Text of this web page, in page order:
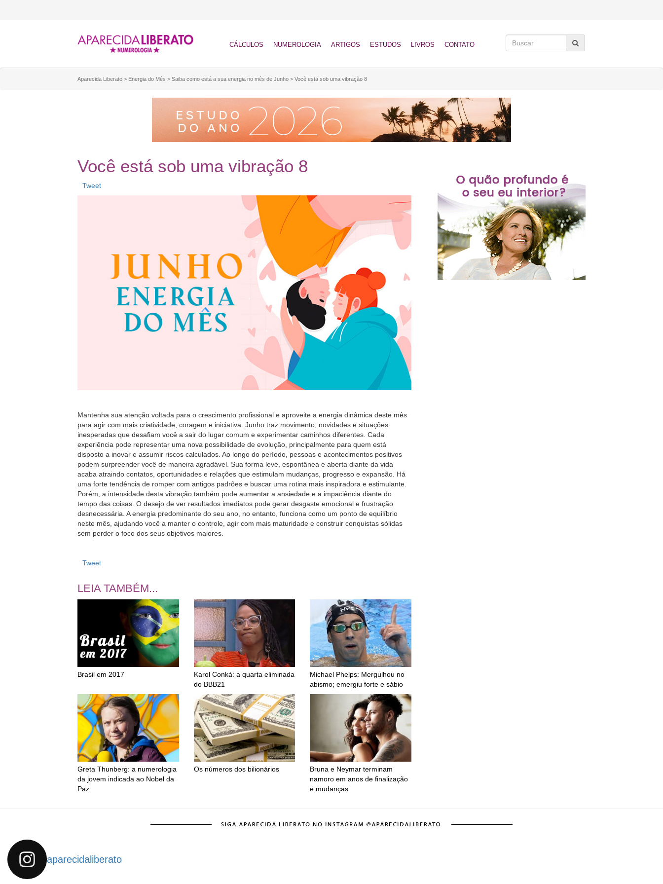
CÁLCULOS NUMEROLOGIA ARTIGOS ESTUDOS LIVROS CONTATO
Aparecida Liberato > Energia do Mês > Saiba como está a sua energia no mês de Junho > Você está sob uma vibração 8
Você está sob uma vibração 8
Tweet
Mantenha sua atenção voltada para o crescimento profissional e aproveite a energia dinâmica deste mês
para agir com mais criatividade, coragem e iniciativa. Junho traz movimento, novidades e situações
inesperadas que desafiam você a sair do lugar comum e experimentar caminhos diferentes. Cada
experiência pode representar uma nova possibilidade de evolução, principalmente para quem está
disposto a inovar e assumir riscos calculados. Ao longo do período, pessoas e acontecimentos positivos
podem surpreender você de maneira agradável. Sua forma leve, espontânea e aberta diante da vida
acaba atraindo contatos, oportunidades e relações que estimulam mudanças, progresso e expansão. Há
uma forte tendência de romper com antigos padrões e buscar uma rotina mais inspiradora e estimulante.
Porém, a intensidade desta vibração também pode aumentar a ansiedade e a impaciência diante do
tempo das coisas. O desejo de ver resultados imediatos pode gerar desgaste emocional e frustração
desnecessária. A energia predominante do seu ano, no entanto, funciona como um ponto de equilíbrio
neste mês, ajudando você a manter o controle, agir com mais maturidade e construir conquistas sólidas
sem perder o foco dos seus objetivos maiores.
Tweet
LEIA TAMBÉM...
Brasil em 2017
Karol Conká: a quarta eliminada
do BBB21
Michael Phelps: Mergulhou no
abismo; emergiu forte e sábio
Greta Thunberg: a numerologia
da jovem indicada ao Nobel da
Paz
Os números dos bilionários
Bruna e Neymar terminam
namoro em anos de finalização
e mudanças
aparecidaliberato